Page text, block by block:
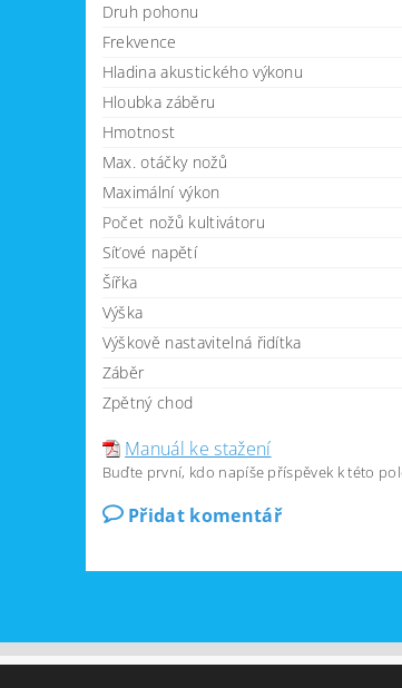
Druh pohonu
Frekvence
Hladina akustického výkonu
Hloubka záběru
Hmotnost
Max. otáčky nožů
Maximální výkon
Počet nožů kultivátoru
Síťové napětí
Šířka
Výška
Výškově nastavitelná řidítka
Záběr
Zpětný chod
Manuál ke stažení
Buďte první, kdo napíše příspěvek k této
Přidat komentář